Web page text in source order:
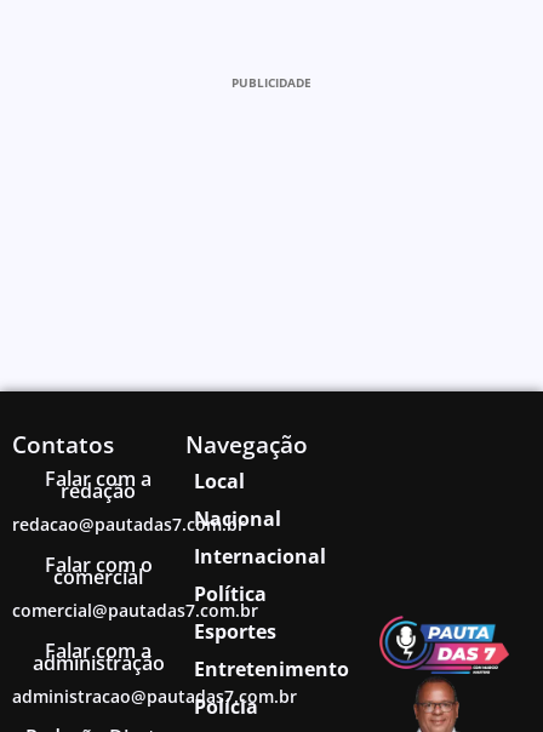
PUBLICIDADE
Contatos
Falar com a
redação
redacao@pautadas7.com.br
Falar com o
comercial
comercial@pautadas7.com.br
Falar com a
administração
administracao@pautadas7.com.br
Navegação
Local
Nacional
Internacional
Política
Esportes
Entretenimento
Polícia